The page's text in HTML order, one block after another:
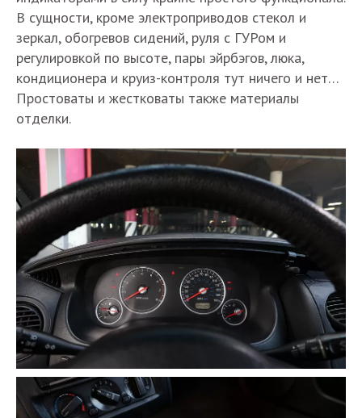
В сущности, кроме электроприводов стекол и
зеркал, обогревов сидений, руля с ГУРом и
регулировкой по высоте, пары эйрбэгов, люка,
кондиционера и круиз-контроля тут ничего и нет…
Простоваты и жестковаты также материалы
отделки.